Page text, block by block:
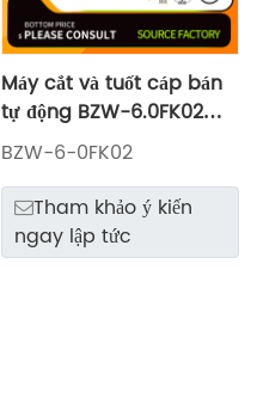
Máy cắt và tuốt cáp bán
tự động BZW-6.0FK02
FAKRA
BZW-6-0FK02
Tham khảo ý kiến ​​
ngay lập tức